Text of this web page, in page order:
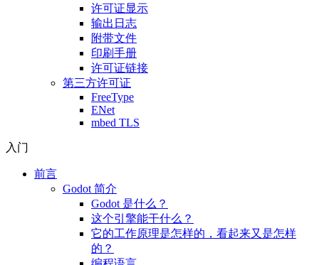
许可证显示
输出日志
附带文件
印刷手册
许可证链接
第三方许可证
FreeType
ENet
mbed TLS
入门
前言
Godot 简介
Godot 是什么？
这个引擎能干什么？
它的工作原理是怎样的，看起来又是怎样
的？